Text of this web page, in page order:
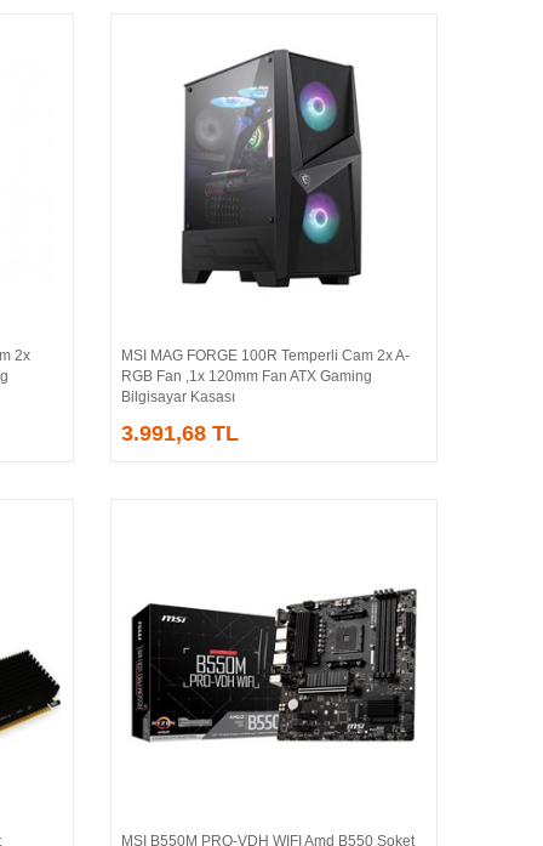
2x
Sepete Ekle
MSI MAG FORGE 100R Temperli Cam 2x A-
RGB Fan ,1x 120mm Fan ATX Gaming
Bilgisayar Kasası
3.991,68 TL
MSI B550M PRO-VDH WIFI Amd B550 Soket